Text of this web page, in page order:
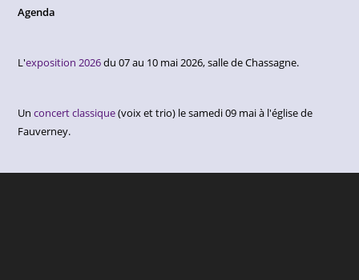
Agenda
L'exposition 2026du 07 au 10 mai 2026, salle de Chassagne.
Un concert classique(voix et trio) le samedi 09 mai à l'église de
Fauverney.